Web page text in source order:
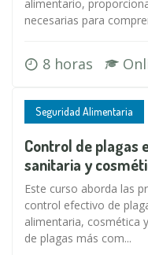
alimentario,
necesarias para
8 horas
Seguridad Alimentaria
Control de plagas
sanitaria y
Este curso aborda las
control efectivo de
alimentaria, cosmética
de plagas más com...